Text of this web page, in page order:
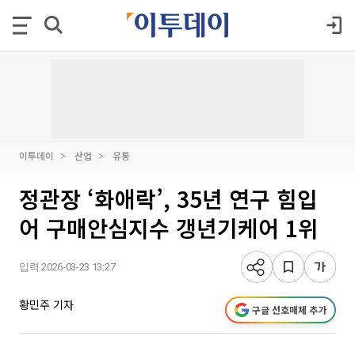
이투데이 산업 유통
정관장 ‘화애락’, 35년 연구 힘입
어 구매안심지수 갱년기케어 1위
입력 2026-03-23 13:27
황민주 기자 구글 선호매체 추가